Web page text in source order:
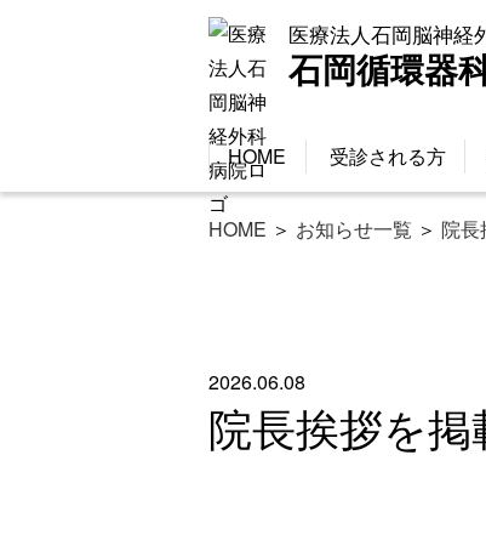
医療法人石岡脳神経
石岡循環器
HOME 受診される方
HOME ＞ お知らせ一覧 ＞ 院長
2026.06.08
院長挨拶を